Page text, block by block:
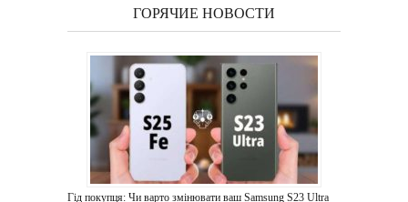
ГОРЯЧИЕ НОВОСТИ
Гід покупця: Чи варто змінювати ваш Samsung S23 Ultra